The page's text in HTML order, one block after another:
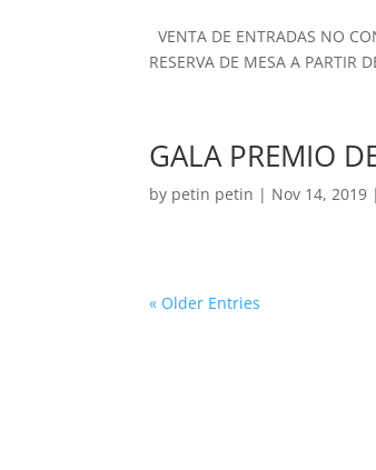
VENTA DE ENTRADAS NO
RESERVA DE MESA A PARTIR
GALA PREMIO
by petin petin | Nov 14, 2019
« Older Entries